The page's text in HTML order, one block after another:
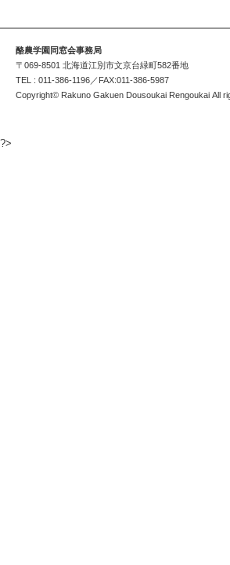
酪農学園同窓会事務局
〒069-8501 北海道江別市文京台緑町582番地
TEL : 011-386-1196／FAX:011-386-5987
Copyright© Rakuno Gakuen Dousoukai Rengoukai All
?>